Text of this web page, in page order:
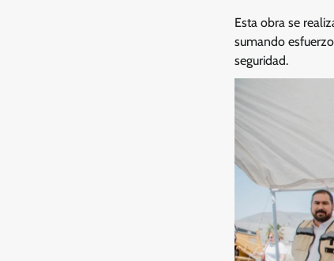
Esta obra se
sumando
seguridad.